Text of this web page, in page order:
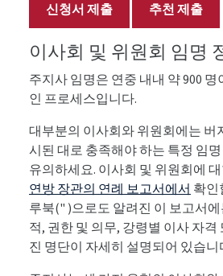
신청서 제출 추천 제출
이사회 및 위원회 임명
주지사 임명은 연중 내내 약 900
인 프로세스입니다.
대부분의 이사회와 위원회에는 버
시된 대로 충족해야 하는 특정 임
유의하세요. 이사회 및 위원회에
연방 장관의 연례 보고서에서 확인
루북(" )으로도 알려진 이 보고서
적, 권한 및 의무, 강령별 이사 자격
진 명단이 자세히 설명되어 있습니